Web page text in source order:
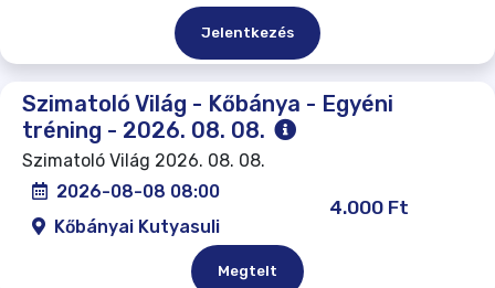
Jelentkezés
Szimatoló Világ - Kőbánya - Egyéni
tréning - 2026. 08. 08.
Szimatoló Világ 2026. 08. 08.
2026-08-08 08:00
Kőbányai Kutyasuli
4.000 Ft
Megtelt